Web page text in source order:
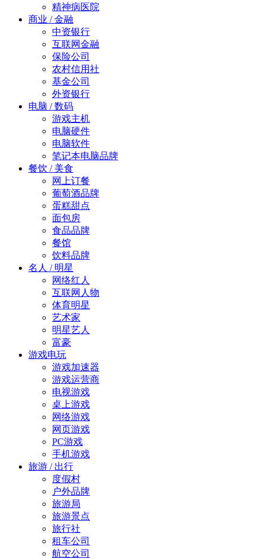
精神病医院
商业 / 金融
中资银行
互联网金融
保险公司
农村信用社
基金公司
外资银行
电脑 / 数码
游戏主机
电脑硬件
电脑软件
笔记本电脑品牌
餐饮 / 美食
网上订餐
葡萄酒品牌
蛋糕甜点
面包房
食品品牌
餐馆
饮料品牌
名人 / 明星
网络红人
互联网人物
体育明星
艺术家
明星艺人
富豪
游戏电玩
游戏加速器
游戏运营商
电视游戏
桌上游戏
网络游戏
网页游戏
PC游戏
手机游戏
旅游 / 出行
度假村
户外品牌
旅游局
旅游景点
旅行社
租车公司
航空公司